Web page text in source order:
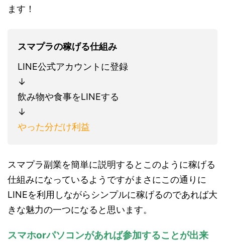
ます！
スマプラの稼げる仕組み
LINE公式アカウントに登録
↓
飲み物や食事をLINEする
↓
やった分だけ利益
スマプラ副業を簡単に説明するとこのように稼げる
仕組みになっているようですがまさにこの通りに
LINEを利用しながらシンプルに稼げるのであれば大
きな魅力の一つになると思います。
スマホorパソコンがあれば参加することが出来